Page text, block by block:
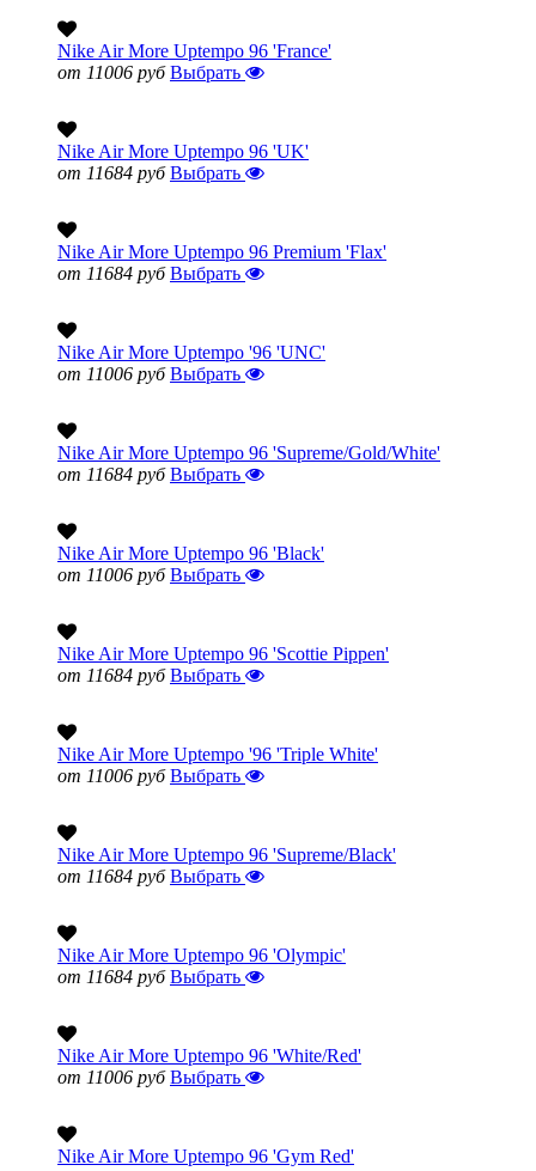
Nike Air More Uptempo 96 'France'
от 11006 руб Выбрать
Nike Air More Uptempo 96 'UK'
от 11684 руб Выбрать
Nike Air More Uptempo 96 Premium 'Flax'
от 11684 руб Выбрать
Nike Air More Uptempo '96 'UNC'
от 11006 руб Выбрать
Nike Air More Uptempo 96 'Supreme/Gold/White'
от 11684 руб Выбрать
Nike Air More Uptempo 96 'Black'
от 11006 руб Выбрать
Nike Air More Uptempo 96 'Scottie Pippen'
от 11684 руб Выбрать
Nike Air More Uptempo '96 'Triple White'
от 11006 руб Выбрать
Nike Air More Uptempo 96 'Supreme/Black'
от 11684 руб Выбрать
Nike Air More Uptempo 96 'Olympic'
от 11684 руб Выбрать
Nike Air More Uptempo 96 'White/Red'
от 11006 руб Выбрать
Nike Air More Uptempo 96 'Gym Red'